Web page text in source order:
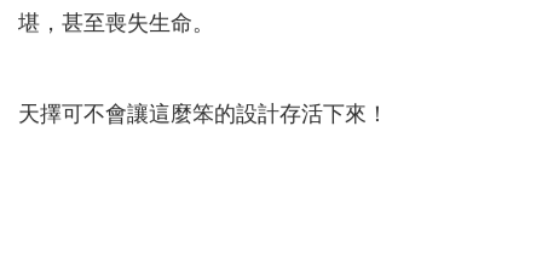
堪，甚至喪失生命。
天擇可不會讓這麼笨的設計存活下來！